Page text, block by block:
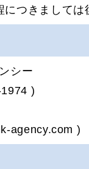
につきましては
シー
)
agency.com )